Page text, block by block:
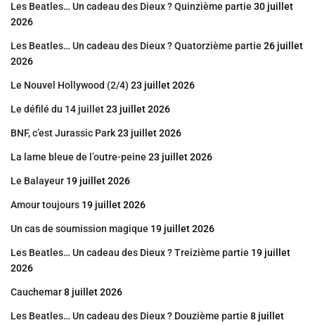
Les Beatles… Un cadeau des Dieux ? Quinzième partie 30 juillet
2026
Les Beatles… Un cadeau des Dieux ? Quatorzième partie 26 juillet
2026
Le Nouvel Hollywood (2/4) 23 juillet 2026
Le défilé du 14 juillet23 juillet 2026
BNF, c’est Jurassic Park23 juillet 2026
La lame bleue de l’outre-peine 23 juillet 2026
Le Balayeur 19 juillet 2026
Amour toujours 19 juillet 2026
Un cas de soumission magique 19 juillet 2026
Les Beatles… Un cadeau des Dieux ? Treizième partie 19 juillet
2026
Cauchemar8 juillet 2026
Les Beatles… Un cadeau des Dieux ? Douzième partie 8 juillet